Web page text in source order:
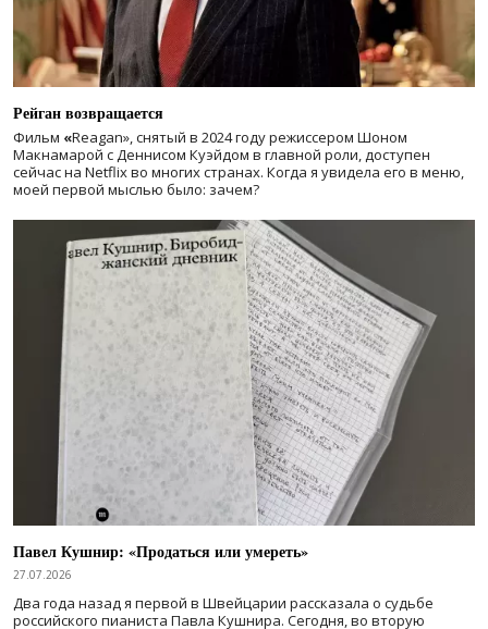
Рейган возвращается
Фильм «Reagan», снятый в 2024 годурежиссером Шоном
Макнамарой с Деннисом Куэйдом в главной роли, доступен
сейчас на Netflix во многих странах. Когда я увидела его в меню,
моей первой мыслью было: зачем?
Павел Кушнир: «Продаться или умереть»
27.07.2026
Два года назад я первой в Швейцарии рассказала о судьбе
российского пианиста Павла Кушнира. Сегодня, во вторую